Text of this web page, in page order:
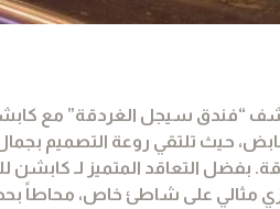
“فندق سيجل الغردقة” مع
حيث تلتقي روعة التصميم
بفضل التعاقد المتميز لـ كابشن
مثالي على شاطئ خاص، محاطاً